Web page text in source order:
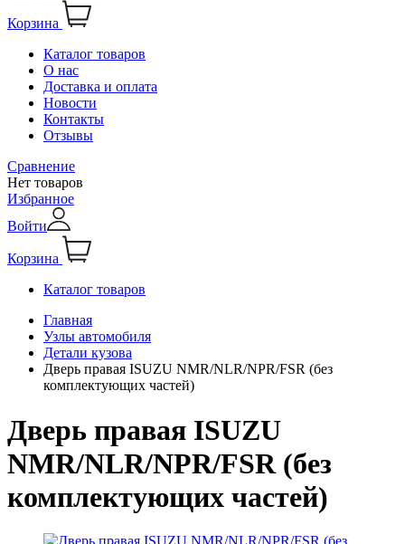
Корзина
Каталог товаров
О нас
Доставка и оплата
Новости
Контакты
Отзывы
Сравнение
Нет товаров
Избранное
Войти
Корзина
Каталог товаров
Главная
Узлы автомобиля
Детали кузова
Дверь правая ISUZU NMR/NLR/NPR/FSR (без
комплектующих частей)
Дверь правая ISUZU
NMR/NLR/NPR/FSR (без
комплектующих частей)